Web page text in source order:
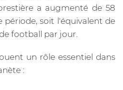
a augmenté de 58
période, soit l'équivalent de
football par jour.
un rôle essentiel dans
: